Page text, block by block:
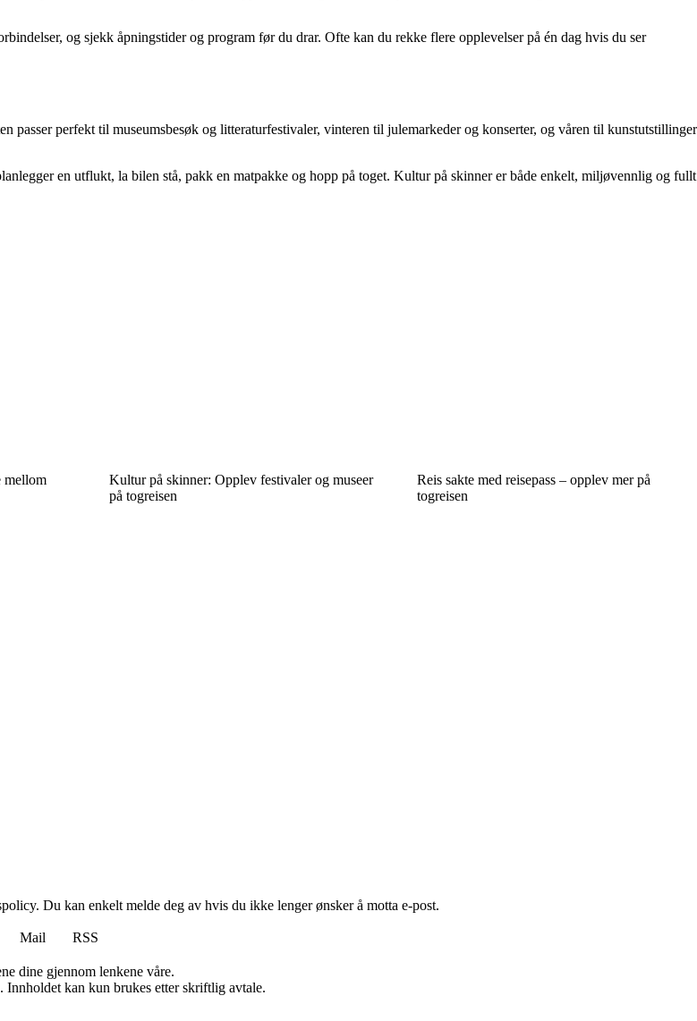
og sjekk åpningstider og program før du drar. Ofte kan du rekke flere opplevelser på én dag hvis du ser
passer perfekt til museumsbesøk og litteraturfestivaler, vinteren til julemarkeder og konserter, og våren til kunstutstillinger
en utflukt, la bilen stå, pakk en matpakke og hopp på toget. Kultur på skinner er både enkelt, miljøvennlig og fullt
mellom
Kultur på skinner: Opplev festivaler og museer
på togreisen
Reis sakte med reisepass – opplev mer på
togreisen
Du kan enkelt melde deg av hvis du ikke lenger ønsker å motta e-post.
Mail
RSS
dine gjennom lenkene våre.
kan kun brukes etter skriftlig avtale.